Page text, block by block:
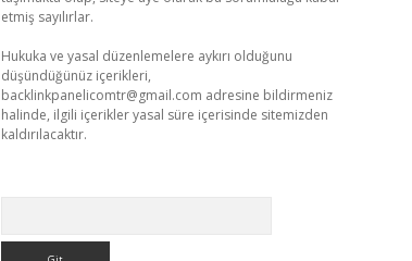
etmiş sayılırlar.
Hukuka ve yasal düzenlemelere aykırı olduğunu
düşündüğünüz içerikleri,
backlinkpanelicomtr@gmail.com adresine bildirmeniz
halinde, ilgili içerikler yasal süre içerisinde sitemizden
kaldırılacaktır.